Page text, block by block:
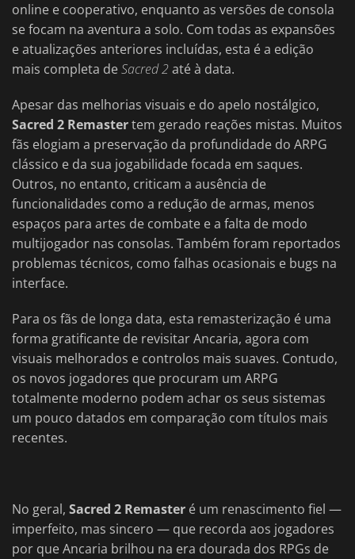
online e cooperativo, enquanto as versões de consola
se focam na aventura a solo. Com todas as expansões
e atualizações anteriores incluídas, esta é a edição
mais completa deSacred 2até à data.
Apesar das melhorias visuais e do apelo nostálgico,
Sacred 2 Remastertem gerado reações mistas. Muitos
fãs elogiam a preservação da profundidade do ARPG
clássico e da sua jogabilidade focada em saques.
Outros, no entanto, criticam a ausência de
funcionalidades como a redução de armas, menos
espaços para artes de combate e a falta de modo
multijogador nas consolas. Também foram reportados
problemas técnicos, como falhas ocasionais e bugs na
interface.
Para os fãs de longa data, esta remasterização é uma
forma gratificante de revisitar Ancaria, agora com
visuais melhorados e controlos mais suaves. Contudo,
os novos jogadores que procuram um ARPG
totalmente moderno podem achar os seus sistemas
um pouco datados em comparação com títulos mais
recentes.
No geral, Sacred 2 Remaster é um renascimento fiel —
imperfeito, mas sincero — que recorda aos jogadores
por que Ancaria brilhou na era dourada dos RPGs de